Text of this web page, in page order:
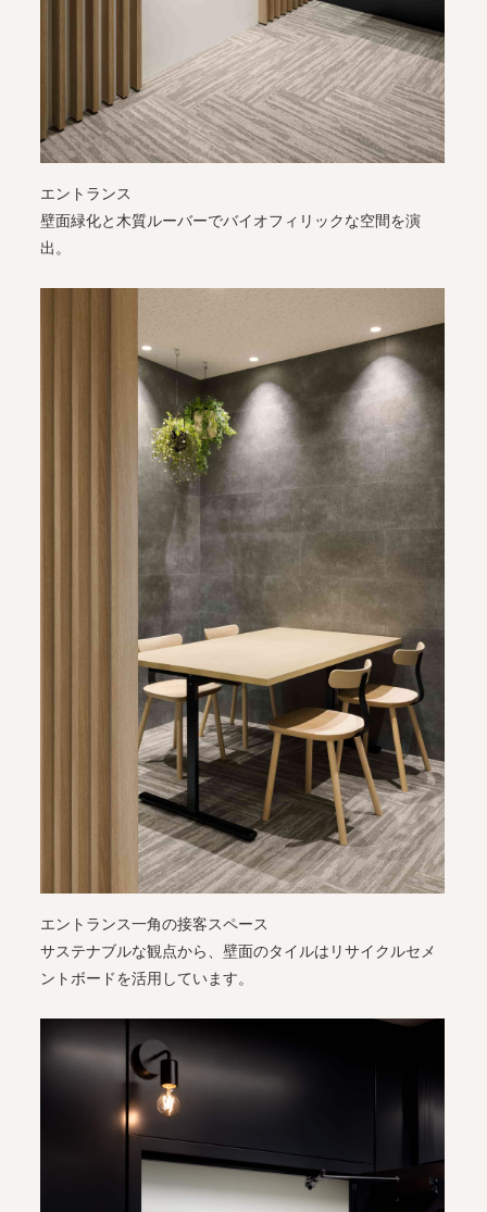
エントランス
壁面緑化と木質ルーバーでバイオフィリックな空間を演
出。
エントランス一角の接客スペース
サステナブルな観点から、壁面のタイルはリサイクルセメ
ントボードを活用しています。